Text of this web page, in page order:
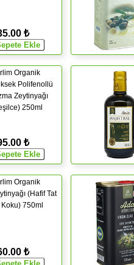
₺
Organik
Polifenollü
Zeytinyağı
250ml
₺
Organik
(Hafif Tat
750ml
₺